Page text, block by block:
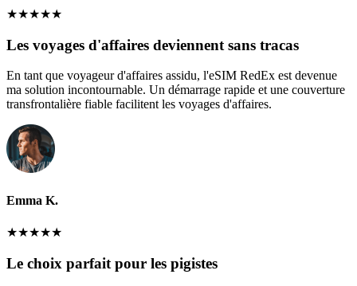
★★★★★
Les voyages d'affaires deviennent sans tracas
En tant que voyageur d'affaires assidu, l'eSIM RedEx est devenue
ma solution incontournable. Un démarrage rapide et une couverture
transfrontalière fiable facilitent les voyages d'affaires.
Emma K.
★★★★★
Le choix parfait pour les pigistes